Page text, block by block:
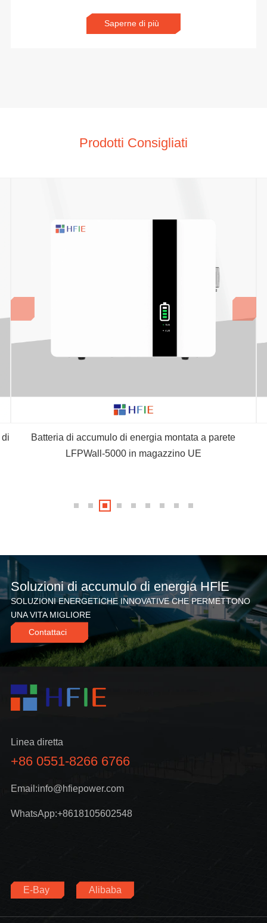
Saperne di più
Prodotti Consigliati
Batteria di accumulo di energia montata a parete
LFPWall-5000 in magazzino UE
Soluzioni di accumulo di energia HFlE
SOLUZIONI ENERGETICHE INNOVATIVE CHE PERMETTONO
UNA VITA MIGLIORE
Contattaci
Linea diretta
+86 0551-8266 6766
Email:info@hfiepower.com
WhatsApp:+8618105602548
E-Bay Alibaba